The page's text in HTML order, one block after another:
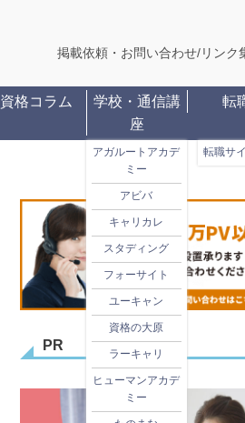
掲載依頼・お問い合わせ/リンク
資格コラム
学校・通信講
座
アガルートアカデ
ミー
アビバ
キャリカレ
スタディング
フォーサイト
ユーキャン
資格の大原
ラーキャリ
ヒューマンアカデ
ミー
転
転職サ
PR